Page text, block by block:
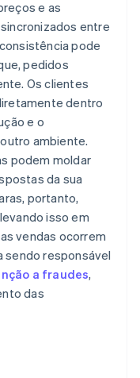
e as
entre
pode
pedidos
Os clientes
dentro
e o
ambiente.
podem moldar
da sua
portanto,
isso em
vendas ocorrem
sendo responsável
a fraudes,
das